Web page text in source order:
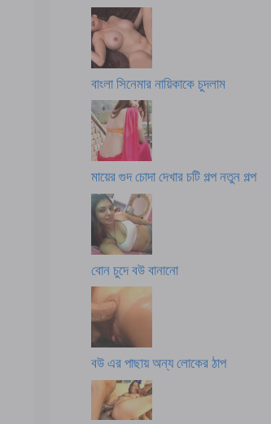
বাংলা সিনেমার নায়িকাকে চুদলাম
মায়ের গুদ চোদা দেখার চটি গল্প নতুন গল্প
বোন চুদে বউ বানানো
বউ এর পাছায় অন্য লোকের ঠাপ